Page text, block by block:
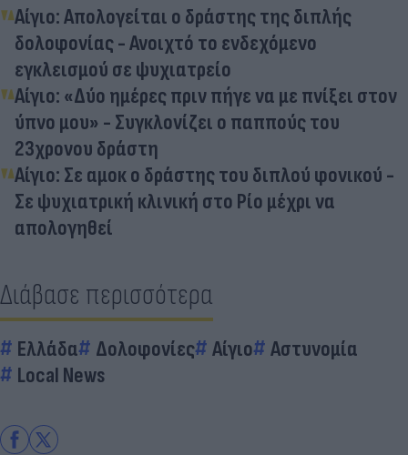
Αίγιο: Απολογείται ο δράστης της διπλής
δολοφονίας - Ανοιχτό το ενδεχόμενο
εγκλεισμού σε ψυχιατρείο
Αίγιο: «Δύο ημέρες πριν πήγε να με πνίξει στον
ύπνο μου» - Συγκλονίζει ο παππούς του
23χρονου δράστη
Αίγιο: Σε αμοκ ο δράστης του διπλού φονικού -
Σε ψυχιατρική κλινική στο Ρίο μέχρι να
απολογηθεί
Διάβασε περισσότερα
Ελλάδα Δολοφονίες Αίγιο
Αστυνομία
Local News